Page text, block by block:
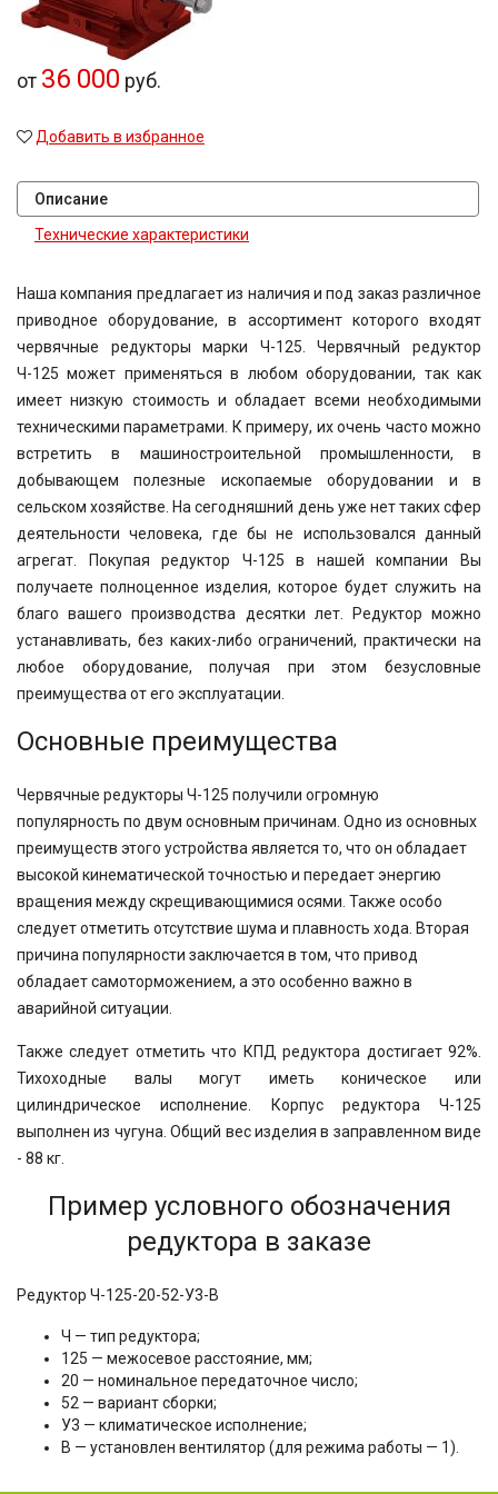
52
60
63
80
81,64
81,92
83,15
116,5
124,97
167,4
189
189,3
500
750
от 36 000 руб.
Добавить в избранное
Описание
Технические характеристики
Наша компания предлагает из наличия и под заказ различное
приводное оборудование, в ассортимент которого входят
червячные редукторы марки Ч-125. Червячный редуктор
Ч-125может применяться в любом оборудовании, так как
имеет низкую стоимость и обладает всеми необходимыми
техническими параметрами. К примеру, их очень часто можно
встретить в машиностроительной промышленности, в
добывающем полезные ископаемые оборудовании и в
сельском хозяйстве. На сегодняшний день уже нет таких сфер
деятельности человека, где бы не использовался данный
агрегат. Покупая редуктор Ч-125 в нашей компании Вы
получаете полноценное изделия, которое будет служить на
благо вашего производства десятки лет. Редуктор можно
устанавливать, без каких-либо ограничений, практически на
любое оборудование, получая при этом безусловные
преимущества от его эксплуатации.
Основные преимущества
Червячные редукторы Ч-125 получили огромную
популярность по двум основным причинам. Одно из основных
преимуществ этого устройства является то, что он обладает
высокой кинематической точностью и передает энергию
вращения между скрещивающимися осями. Также особо
следует отметить отсутствие шума и плавность хода. Вторая
причина популярности заключается в том, что привод
обладает самоторможением, а это особенно важно в
аварийной ситуации.
Также следует отметить что КПД редуктора достигает 92%.
Тихоходные валы могут иметь коническое или
цилиндрическое исполнение. Корпус редуктора Ч-125
выполнен из чугуна. Общий вес изделия в заправленном виде
- 88 кг.
Пример условного обозначения
редуктора в заказе
Редуктор Ч-125-20-52-У3-В
Ч — тип редуктора;
125 — межосевое расстояние, мм;
20 — номинальное передаточное число;
52 — вариант сборки;
У3 — климатическое исполнение;
В — установлен вентилятор (для режима работы — 1).